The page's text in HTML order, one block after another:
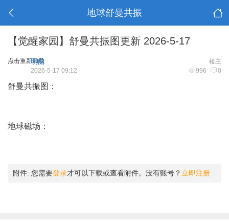
地球舒曼共振
【觉醒家园】舒曼共振图更新 2026-5-17
点击重新加载 楼主
明曲
996 0
2026-5-17 09:12
舒曼共振图：
地球磁场：
附件: 您需要登录才可以下载或查看附件。没有账号？ 立即注册